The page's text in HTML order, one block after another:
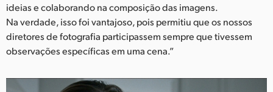
ideias e colaborando na composição das imagens.
Na verdade, isso foi vantajoso, pois permitiu que os nossos
diretores de fotografia participassem sempre que tivessem
observações específicas em uma cena.”